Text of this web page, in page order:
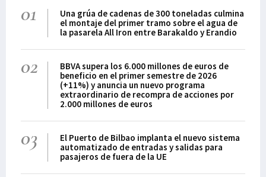
01
Una grúa de cadenas de 300 toneladas culmina
el montaje del primer tramo sobre el agua de
la pasarela All Iron entre Barakaldo y Erandio
02
BBVA supera los 6.000 millones de euros de
beneficio en el primer semestre de 2026
(+11%) y anuncia un nuevo programa
extraordinario de recompra de acciones por
2.000 millones de euros
03
El Puerto de Bilbao implanta el nuevo sistema
automatizado de entradas y salidas para
pasajeros de fuera de la UE